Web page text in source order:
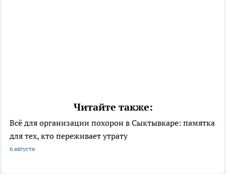
Читайте также:
Всё для организации похорон в Сыктывкаре: памятка
для тех, кто переживает утрату
6 августа